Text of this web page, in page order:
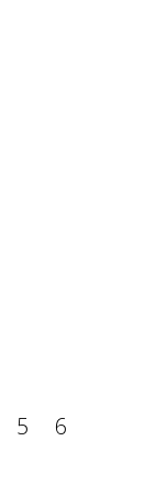
5 6